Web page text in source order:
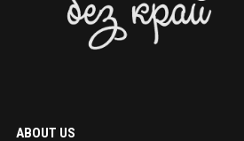
ABOUT US